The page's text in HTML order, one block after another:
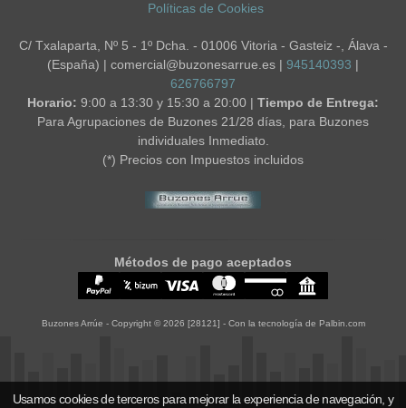
Políticas de Cookies
C/ Txalaparta, Nº 5 - 1º Dcha. - 01006 Vitoria - Gasteiz -, Álava -
(España) | comercial@buzonesarrue.es | 945140393 |
626766797
Horario: 9:00 a 13:30 y 15:30 a 20:00 | Tiempo de Entrega:
Para Agrupaciones de Buzones 21/28 días, para Buzones
individuales Inmediato.
(*) Precios con Impuestos incluidos
Métodos de pago aceptados
Buzones Arrúe - Copyright © 2026 [28121] - Con la tecnología de Palbin.com
Usamos cookies de terceros para mejorar la experiencia de navegación, y